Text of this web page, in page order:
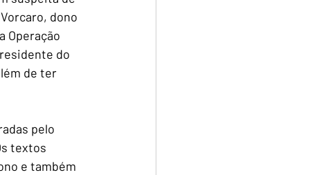
dono
Operação
do
de ter
pelo
textos
e também